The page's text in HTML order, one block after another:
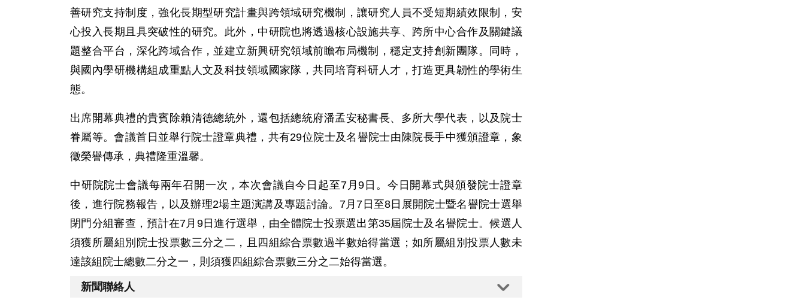
善研究支持制度，強化長期型研究計畫與跨領域研究機制，讓研究人員不受短期績效限制，安
心投入長期且具突破性的研究。此外，中研院也將透過核心設施共享、跨所中心合作及關鍵議
題整合平台，深化跨域合作，並建立新興研究領域前瞻布局機制，穩定支持創新團隊。同時，
與國內學研機構組成重點人文及科技領域國家隊，共同培育科研人才，打造更具韌性的學術生
態。
出席開幕典禮的貴賓除賴清德總統外，還包括總統府潘孟安秘書長、多所大學代表，以及院士
眷屬等。會議首日並舉行院士證章典禮，共有29位院士及名譽院士由陳院長手中獲頒證章，象
徵榮譽傳承，典禮隆重溫馨。
中研院院士會議每兩年召開一次，本次會議自今日起至7月9日。今日開幕式與頒發院士證章
後，進行院務報告，以及辦理2場主題演講及專題討論。7月7日至8日展開院士暨名譽院士選舉
閉門分組審查，預計在7月9日進行選舉，由全體院士投票選出第35屆院士及名譽院士。候選人
須獲所屬組別院士投票數三分之二，且四組綜合票數過半數始得當選；如所屬組別投票人數未
達該組院士總數二分之一，則須獲四組綜合票數三分之二始得當選。
新聞聯絡人